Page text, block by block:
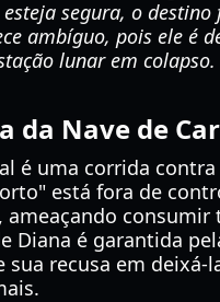
segura, o destino
ambíguo, pois ele é
lunar em colapso.
da Nave de
é uma corrida
está fora de
ameaçando consumir
Diana é garantida
sua recusa em deixá-